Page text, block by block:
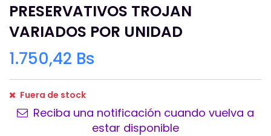
PRESERVATIVOS TROJAN
VARIADOS POR UNIDAD
1.750,42 Bs
Fuera de stock
Reciba una notificación cuando vuelva a
estar disponible